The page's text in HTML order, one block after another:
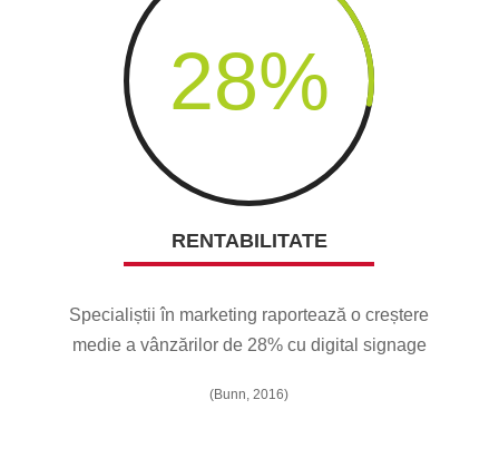
28%
RENTABILITATE
Specialiștii în marketing raportează o creștere
medie a vânzărilor de 28% cu digital signage
(Bunn, 2016)